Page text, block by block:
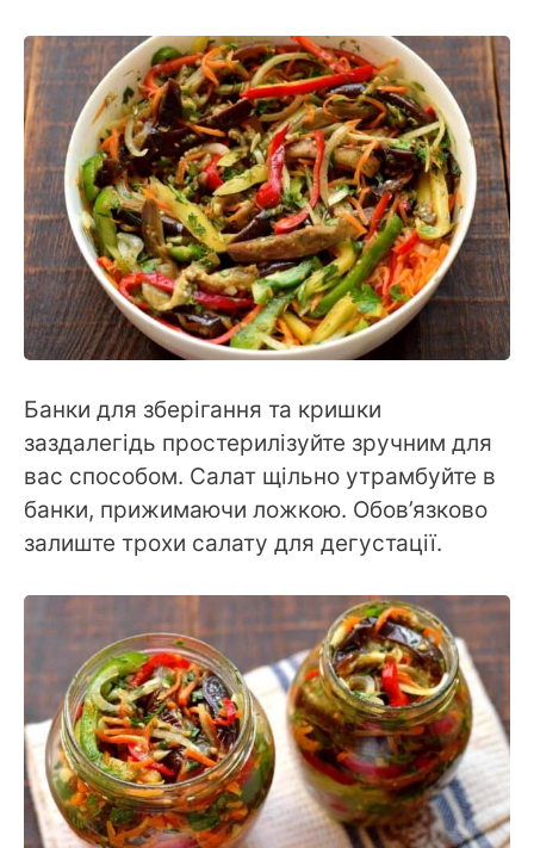
Банки для зберігання та кришки
заздалегідь простерилізуйте зручним для
вас способом. Салат щільно утрамбуйте в
банки, прижимаючи ложкою. Обов’язково
залиште трохи салату для дегустації.